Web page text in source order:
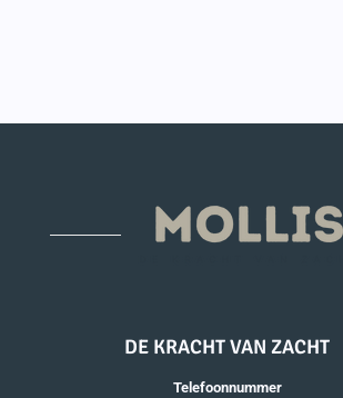
DE KRACHT VAN ZACHT
Telefoonnummer